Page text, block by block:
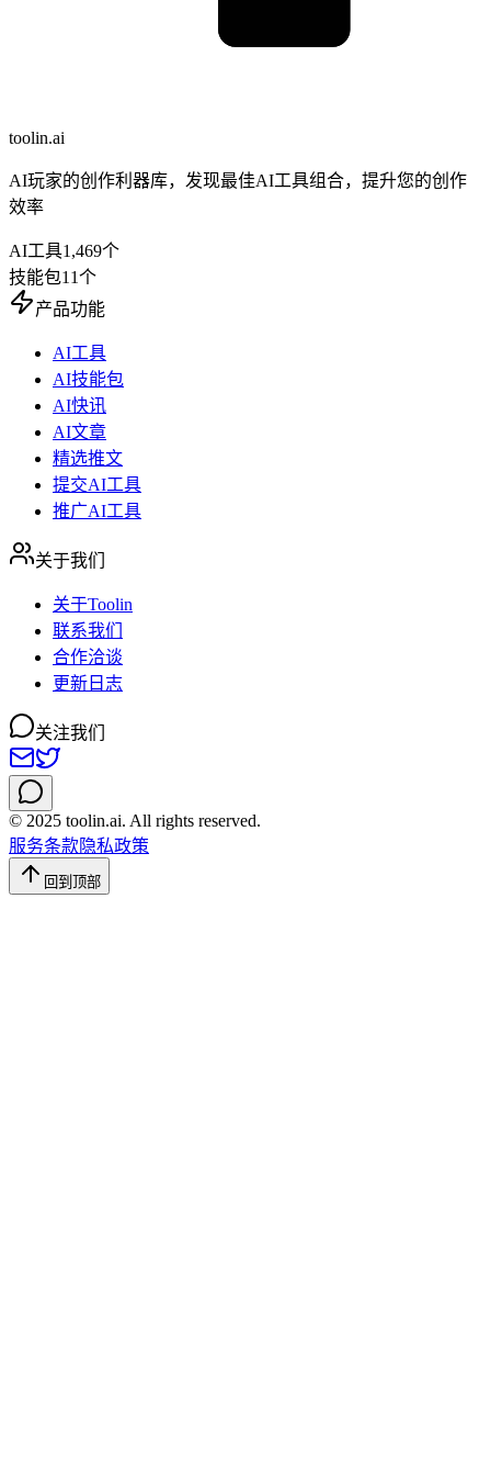
toolin.ai
AI玩家的创作利器库，发现最佳AI工具组合，提升您的创作
效率
AI工具1,469个
技能包11个
产品功能
AI工具
AI技能包
AI快讯
AI文章
精选推文
提交AI工具
推广AI工具
关于我们
关于Toolin
联系我们
合作洽谈
更新日志
关注我们
© 2025 toolin.ai. All rights reserved.
服务条款隐私政策
回到顶部